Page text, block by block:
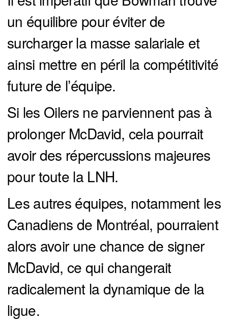
un équilibre pour éviter de
surcharger la masse salariale et
ainsi mettre en péril la compétitivité
future de l’équipe.
Si les Oilers ne parviennent pas à
prolonger McDavid, cela pourrait
avoir des répercussions majeures
pour toute la LNH.
Les autres équipes, notamment les
Canadiens de Montréal, pourraient
alors avoir une chance de signer
McDavid, ce qui changerait
radicalement la dynamique de la
ligue.